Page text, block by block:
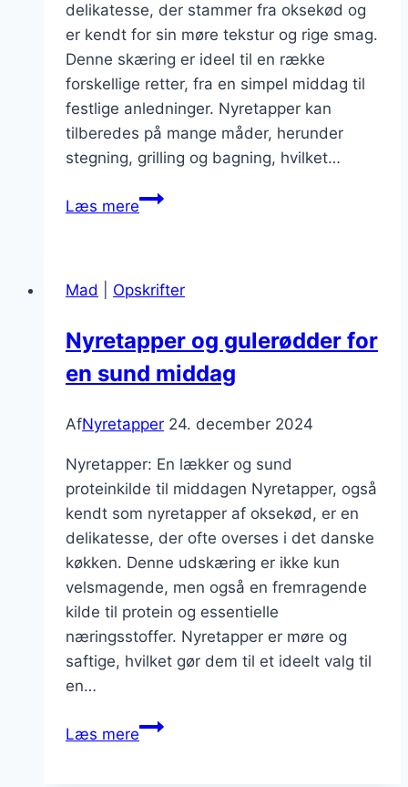
delikatesse, der stammer fra oksekød og
er kendt for sin møre tekstur og rige smag.
Denne skæring er ideel til en række
forskellige retter, fra en simpel middag til
festlige anledninger. Nyretapper kan
tilberedes på mange måder, herunder
stegning, grilling og bagning, hvilket…
Læs mereNyretapper
sprøde
Mad Opskrifter
Nyretapper og gulerødder for
en sund middag
AfNyretapper 24. december 2024
Nyretapper: En lækker og sund
proteinkilde til middagen Nyretapper, også
kendt som nyretapper af oksekød, er en
delikatesse, der ofte overses i det danske
køkken. Denne udskæring er ikke kun
velsmagende, men også en fremragende
kilde til protein og essentielle
næringsstoffer. Nyretapper er møre og
saftige, hvilket gør dem til et ideelt valg til
en…
Læs mereNyretapper